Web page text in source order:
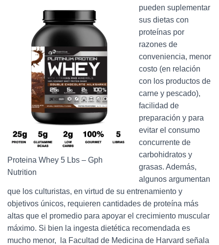
Proteina Whey 5 Lbs – Gph
Nutrition
pueden suplementar
sus dietas con
proteínas por
razones de
conveniencia, menor
costo (en relación
con los productos de
carne y pescado),
facilidad de
preparación y para
evitar el consumo
concurrente de
carbohidratos y
grasas. Además,
algunos argumentan
que los culturistas, en virtud de su entrenamiento y
objetivos únicos, requieren cantidades de proteína más
altas que el promedio para apoyar el crecimiento muscular
máximo. Si bien la ingesta dietética recomendada es
mucho menor, la Facultad de Medicina de Harvard señala